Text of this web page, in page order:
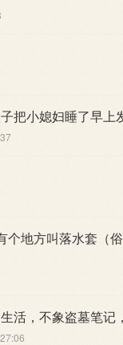
把小媳妇睡了早上
个地方叫落水套（
活，不象盗墓笔记